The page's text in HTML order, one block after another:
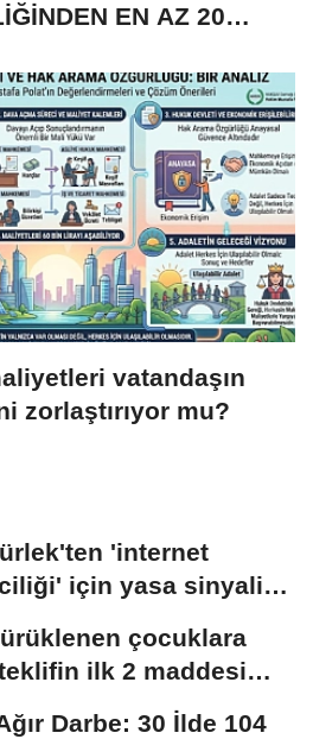
EN AZ 20
vatandaşın
zorlaştırıyor mu?
'internet
için yasa sinyali:
çocuklara
ilk 2 maddesi
Darbe: 30 İlde 104